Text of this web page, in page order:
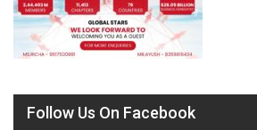
Follow Us On Facebook